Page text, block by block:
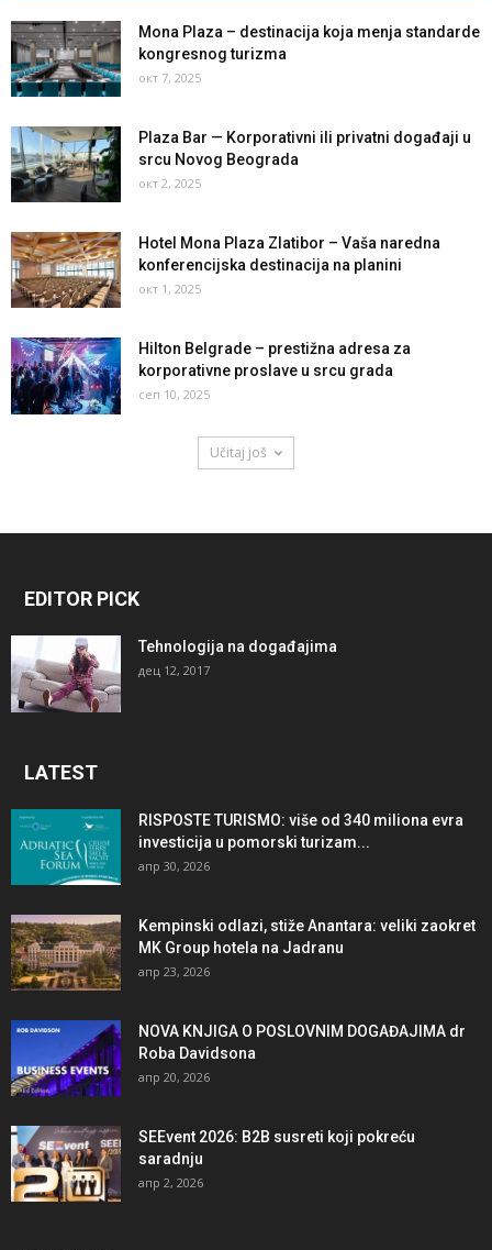
Mona Plaza – destinacija koja menja standarde
kongresnog turizma
окт 7, 2025
Plaza Bar — Korporativni ili privatni događaji u
srcu Novog Beograda
окт 2, 2025
Hotel Mona Plaza Zlatibor – Vaša naredna
konferencijska destinacija na planini
окт 1, 2025
Hilton Belgrade – prestižna adresa za
korporativne proslave u srcu grada
сеп 10, 2025
Učitaj još
EDITOR PICK
Tehnologija na događajima
дец 12, 2017
LATEST
RISPOSTE TURISMO: više od 340 miliona evra
investicija u pomorski turizam...
апр 30, 2026
Kempinski odlazi, stiže Anantara: veliki zaokret
MK Group hotela na Jadranu
апр 23, 2026
NOVA KNJIGA O POSLOVNIM DOGAĐAJIMA dr
Roba Davidsona
апр 20, 2026
SEEvent 2026: B2B susreti koji pokreću
saradnju
апр 2, 2026